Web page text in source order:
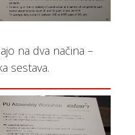
na dva načina –
sestava.